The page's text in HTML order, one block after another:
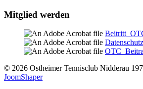
Mitglied werden
© 2026 Ostheimer Tennisclub Nidderau
JoomShaper